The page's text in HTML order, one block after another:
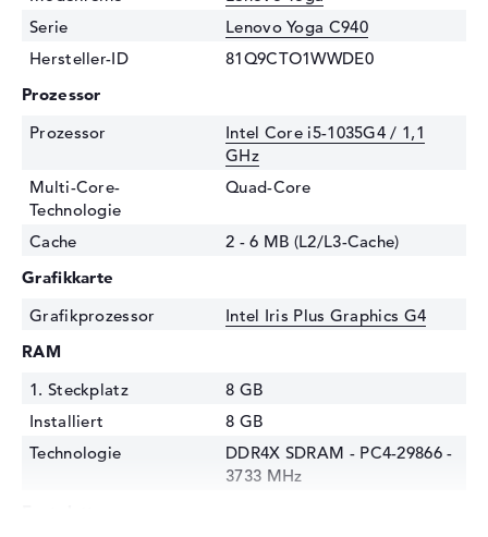
Serie
Lenovo Yoga C940
Hersteller-ID
81Q9CTO1WWDE0
Prozessor
Prozessor
Intel Core i5-1035G4 / 1,1
GHz
Multi-Core-
Technologie
Quad-Core
Cache
2 - 6 MB (L2/L3-Cache)
Grafikkarte
Grafikprozessor
Intel Iris Plus Graphics G4
RAM
1. Steckplatz
8 GB
Installiert
8 GB
Technologie
DDR4X SDRAM - PC4-29866 -
3733 MHz